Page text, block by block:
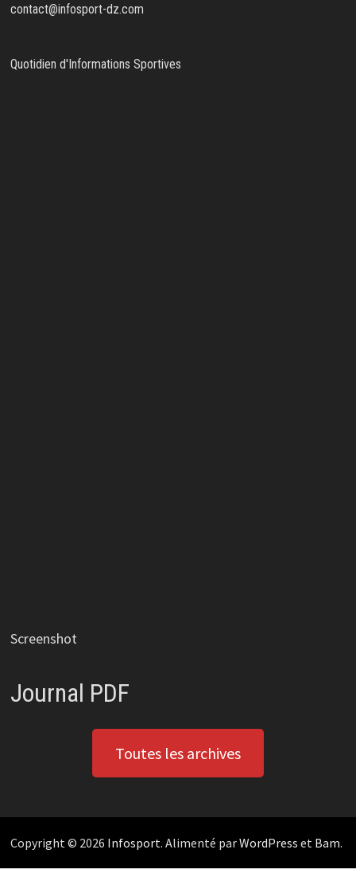
contact@infosport-dz.com
Quotidien d'Informations Sportives
Screenshot
Journal PDF
Toutes les archives
Copyright © 2026 Infosport. Alimenté parWordPress et Bam.